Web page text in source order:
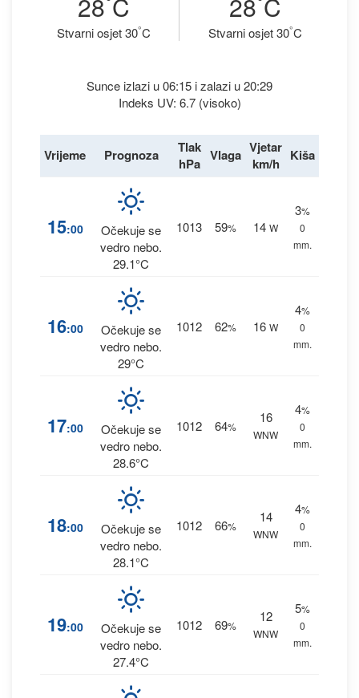
Stvarni osjet 30°C Stvarni osjet 30°C
Sunce izlazi u 06:15 i zalazi u 20:29
Indeks UV: 6.7 (visoko)
Vrijeme Prognoza
Tlak
hPa Vlaga Vjetar
km/h
Kiša
15:00
Očekuje se
vedro nebo.
29.1°C
1013 59% 14 W
3%
0
mm.
16:00
Očekuje se
vedro nebo.
29°C
1012 62% 16 W
4%
0
mm.
17:00
Očekuje se
vedro nebo.
28.6°C
1012 64%
16
WNW
4%
0
mm.
18:00
Očekuje se
vedro nebo.
28.1°C
1012 66%
14
WNW
4%
0
mm.
19:00
Očekuje se
vedro nebo.
27.4°C
1012 69%
12
WNW
5%
0
mm.